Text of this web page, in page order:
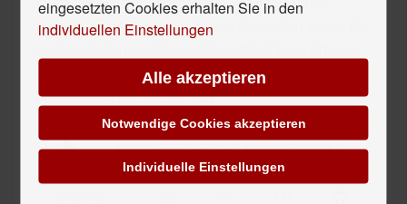
zusammengetragen. An diesen Beispielen siehst Du
Inhalte-Weiterverwertung und vor allem Inhalte-
Weiterentwicklung noch hat.
eingesetzten Cookies erhalten Sie in den
individuellen Einstellungen
Alle akzeptieren
Notwendige Cookies akzeptieren
Individuelle Einstellungen